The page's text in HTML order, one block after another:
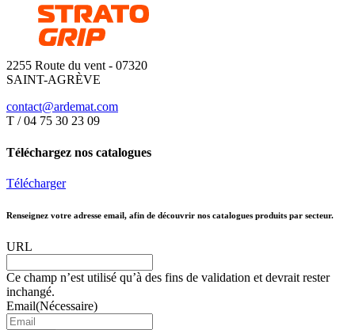
2255 Route du vent - 07320
SAINT-AGRÈVE
contact@ardemat.com
T / 04 75 30 23 09
Téléchargez nos catalogues
Télécharger
Renseignez votre adresse email, afin de découvrir nos catalogues produits par secteur.
URL
Ce champ n’est utilisé qu’à des fins de validation et devrait rester
inchangé.
Email(Nécessaire)